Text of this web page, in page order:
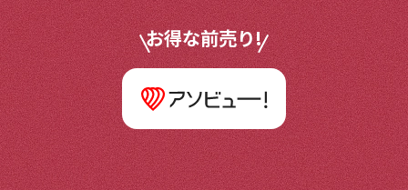
お得な前売り!